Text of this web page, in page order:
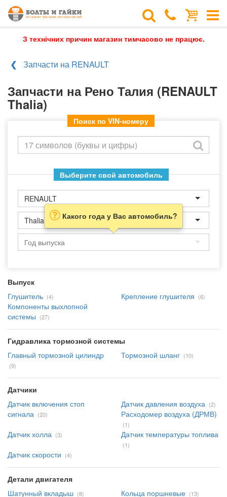
З технічних причин магазин тимчасово не працює.
Запчасти на RENAULT
Запчасти на Рено Талия (RENAULT
Thalia)
Поиск по VIN-номеру
Выберите свой автомобиль
RENAULT
Thalia Какого года у Вас автомобиль?
Выпуск
Глушитель (4) Крепление глушителя (6)
Компоненты выхлопной
системы (27)
Гидравлика тормозной системы
Главный тормозной цилиндр
(9)
Тормозной шланг (10)
Датчики
Датчик включения стоп
сигнала (20)
Датчик давления воздуха (2)
Расходомер воздуха (ДРМВ)
(1)
Датчик холла (3) Датчик температуры топлива
(1)
Датчик скорости (4)
Детали двигателя
Шатунный вкладыш (8) Кольца поршневые (13)